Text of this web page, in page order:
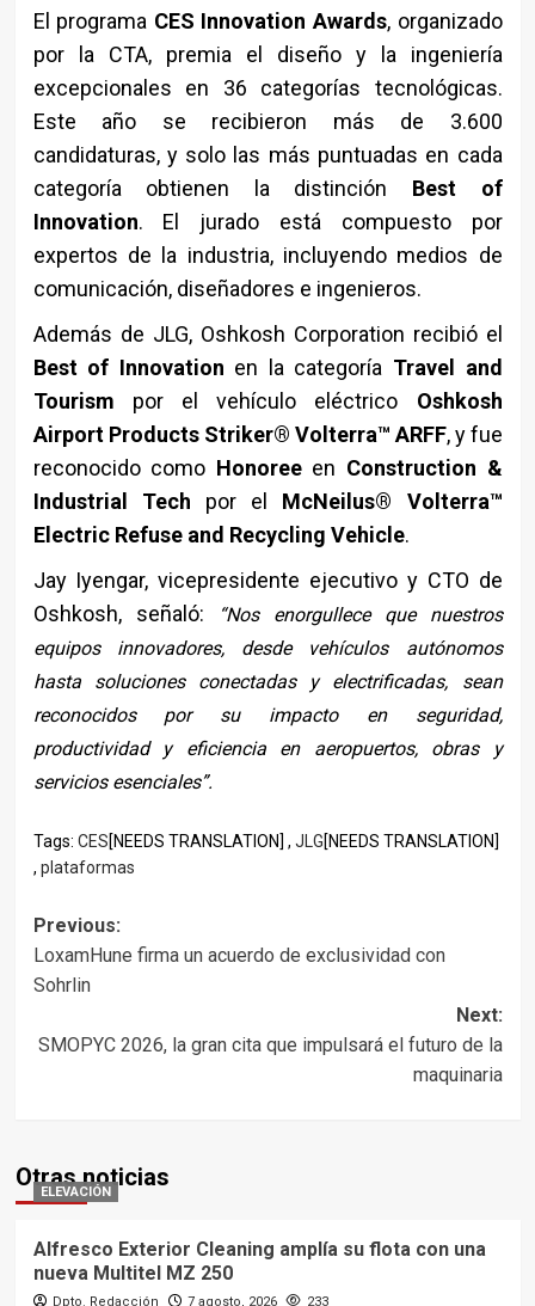
El programa CES Innovation Awards, organizado
por la CTA, premia el diseño y la ingeniería
excepcionales en 36 categorías tecnológicas.
Este año se recibieron más de 3.600
candidaturas, y solo las más puntuadas en cada
categoría obtienen la distinción Best of
Innovation. El jurado está compuesto por
expertos de la industria, incluyendo medios de
comunicación, diseñadores e ingenieros.
Además de JLG, Oshkosh Corporation recibió el
Best of Innovation en la categoría Travel and
Tourism por el vehículo eléctrico Oshkosh
Airport Products Striker® Volterra™ ARFF, y fue
reconocido como Honoreeen Construction &
Industrial Tech por el McNeilus® Volterra™
Electric Refuse and Recycling Vehicle.
Jay Iyengar, vicepresidente ejecutivo y CTO de
Oshkosh, señaló:
“Nos enorgullece que nuestros
equipos innovadores, desde vehículos autónomos
hasta soluciones conectadas y electrificadas, sean
reconocidos por su impacto en seguridad,
productividad y eficiencia en aeropuertos, obras y
servicios esenciales”.
Tags: CES[NEEDS TRANSLATION] , JLG[NEEDS TRANSLATION]
, plataformas
Post
navigation
Previous:
LoxamHune firma un acuerdo de exclusividad con
Sohrlin
Next:
SMOPYC 2026, la gran cita que impulsará el futuro de la
maquinaria
Otras noticias
ELEVACIÓN
Alfresco Exterior Cleaning amplía su flota con una
nueva Multitel MZ 250
Dpto. Redacción 7 agosto, 2026
233